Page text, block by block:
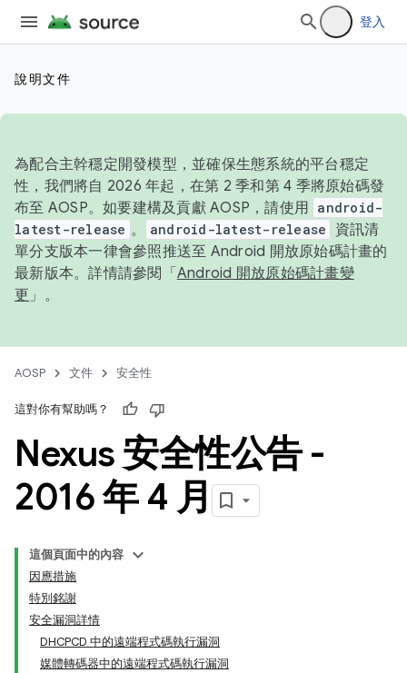
登入
說明文件
為配合主幹穩定開發模型，並確保生態系統的平台穩定
性，我們將自 2026 年起，在第 2 季和第 4 季將原始碼發
布至 AOSP。如要建構及貢獻 AOSP，請使用 android-
latest-release 。 android-latest-release
資訊清
單分支版本一律會參照推送至 Android 開放原始碼計畫的
最新版本。詳情請參閱「 Android 開放原始碼計畫變
更 」。
AOSP 文件 安全性
這對你有幫助嗎？
Nexus 安全性公告 -
2016 年 4 月
這個頁面中的內容
因應措施
特別銘謝
安全漏洞詳情
DHCPCD 中的遠端程式碼執行漏洞
媒體轉碼器中的遠端程式碼執行漏洞